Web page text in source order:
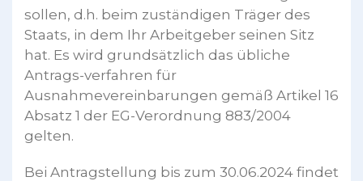
sollen, d.h. beim zuständigen Träger des
Staats, in dem Ihr Arbeitgeber seinen Sitz
hat. Es wird grundsätzlich das übliche
Antrags-verfahren für
Ausnahmevereinbarungen gemäß Artikel 16
Absatz 1 der EG-Verordnung 883/2004
gelten.
Bei Antragstellung bis zum 30.06.2024 findet